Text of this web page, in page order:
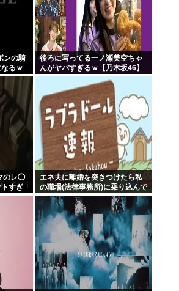
ンの騎
るｗ
後ろに写ってる一ノ瀬美空ちゃ
んがヤバすぎるｗ【乃木坂46】
のレ◯
すぎ
エネ夫に離婚を突きつけたら私
の職場(法律事務所)に乗り込んで
きた 堂々と「離婚の法律相談で
す。母の薦めでこちらに参りま
した」と言っているが、...